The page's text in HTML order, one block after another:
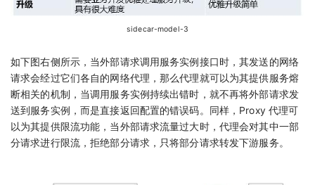
sidecar-model-3
如下图右侧所示，当外部请求调用服务实例接口时，其发送的网络
请求会经过它们各自的网络代理，那么代理就可以为其提供服务熔
断相关的机制，当调用服务实例持续出错时，就不再将外部请求发
送到服务实例，而是直接返回配置的错误码。同样，Proxy 代理可
以为其提供限流功能，当外部请求流量过大时，代理会对其中一部
分请求进行限流，拒绝部分请求，只将部分请求转发下游服务。